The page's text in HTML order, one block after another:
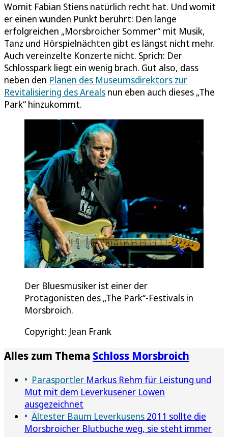
Womit Fabian Stiens natürlich recht hat. Und womit
er einen wunden Punkt berührt: Den lange
erfolgreichen „Morsbroicher Sommer“ mit Musik,
Tanz und Hörspielnächten gibt es längst nicht mehr.
Auch vereinzelte Konzerte nicht. Sprich: Der
Schlosspark liegt ein wenig brach. Gut also, dass
neben den Plänen des Museumsdirektors zur
Revitalisiering des Areals nun eben auch dieses „The
Park“ hinzukommt.
Der Bluesmusiker ist einer der
Protagonisten des „The Park“-Festivals in
Morsbroich.
Copyright: Jean Frank
Alles zum Thema Schloss Morsbroich
Parasportler Markus Rehm für Leistung und
Mut mit dem Leverkusener Löwen
ausgezeichnet
Ältester Baum Leverkusens 2011 sollte die
Morsbroicher Blutbuche weg, sie steht immer